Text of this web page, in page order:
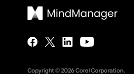
Copyright © 2026Corel Corporation.